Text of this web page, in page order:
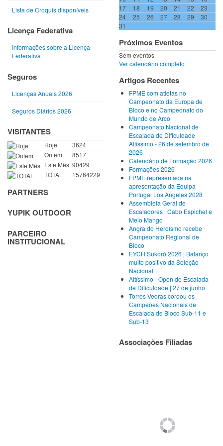
Lista de Croquis disponíveis
Licença Federativa
Informações sobre a Licença
Federativa
Seguros
Licenças Anuais 2026
Seguros Diários 2026
VISITANTES
Hoje
3624
Ontem
8517
Este Mês 90429
TOTAL
15764229
PARTNERS
YUPIK OUTDOOR
PARCEIRO
INSTITUCIONAL
17
18 19 20 21 22
23
24
25 26 27 28 29
30
31
Próximos Eventos
Sem eventos
Ver calendário completo
Artigos Recentes
FPME com atletas no
Campeonato da Europa de
Bloco e no Campeonato do
Mundo de Arco
Campeonato Nacional de
Escalada de Dificuldade
Altíssimo - 26 de setembro de
2026
Calendário de Formação 2026
Formações 2026
FPME representada na
apresentação da Equipa
Portugal Los Angeles 2028
Assembleia Geral de
Escaladores | Cabo Espichel e
Meio Mango
Angra do Heroísmo recebe
Campeonato Regional de
Bloco
EYCH Sukoró 2026 | Balanço
muito positivo da Seleção
Nacional
Altíssimo - Open de Escalada
de Dificuldade | 27 de junho
Torres Vedras coroou os
Campeões Nacionais de
Escalada de Bloco Sub-11 e
Sub-13
Associações Filiadas